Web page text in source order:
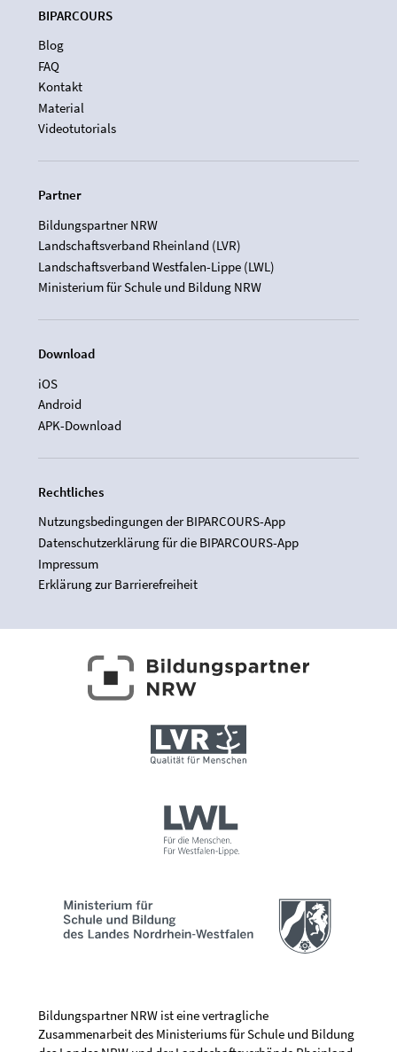
BIPARCOURS
Blog
FAQ
Kontakt
Material
Videotutorials
Partner
Bildungspartner NRW
Landschaftsverband Rheinland (LVR)
Landschaftsverband Westfalen-Lippe (LWL)
Ministerium für Schule und Bildung NRW
Download
iOS
Android
APK-Download
Rechtliches
Nutzungsbedingungen der BIPARCOURS-App
Datenschutzerklärung für die BIPARCOURS-App
Impressum
Erklärung zur Barrierefreiheit
Bildungspartner NRW ist eine vertragliche
Zusammenarbeit des Ministeriums für Schule und Bildung